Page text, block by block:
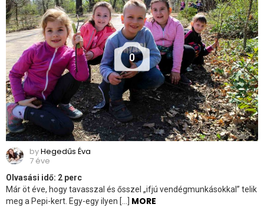
0
byHegedűs Éva
7 éve
Olvasási idő: 2 perc
Már öt éve, hogy tavasszal és ősszel „ifjú vendégmunkásokkal” telik
meg a Pepi-kert. Egy-egy ilyen […] MORE